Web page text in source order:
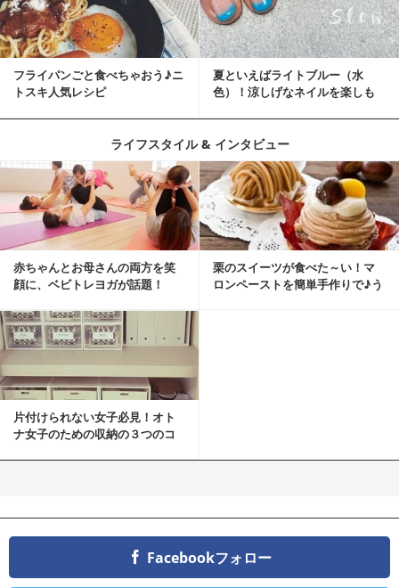
フライパンごと食べちゃおう♪ニ
トスキ人気レシピ
夏といえばライトブルー（水
色）！涼しげなネイルを楽しも
ライフスタイル & インタビュー
赤ちゃんとお母さんの両方を笑
顔に、ベビトレヨガが話題！
栗のスイーツが食べた～い！マ
ロンペーストを簡単手作りで♪う
片付けられない女子必見！オト
ナ女子のための収納の３つのコ
Facebookフォロー